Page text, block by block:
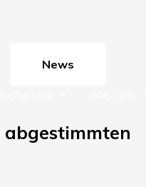
News
abgestimmten